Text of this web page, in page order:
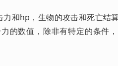
和hp，生物的攻击和死亡结
的数值，除非有特定的条件